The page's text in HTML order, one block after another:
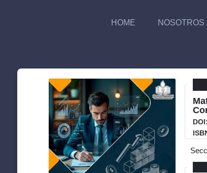
HOME NOSOTROS
DOI: